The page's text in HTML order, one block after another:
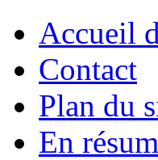
Accueil
Contact
Plan du
En